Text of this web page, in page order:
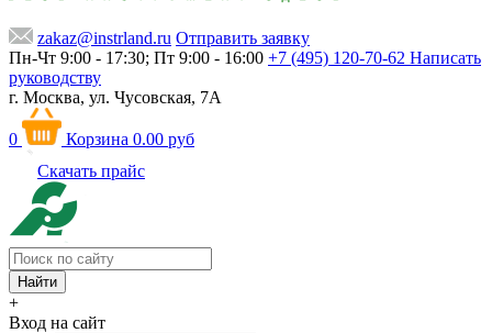
zakaz@instrland.ru Отправить заявку
Пн-Чт 9:00 - 17:30; Пт 9:00 - 16:00 +7 (495) 120-70-62 Написать
руководству
г. Москва, ул. Чусовская, 7А
0 Корзина 0.00 руб
Скачать прайс
+
Вход на сайт